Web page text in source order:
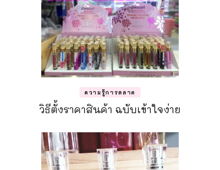
ความรู้การตลาด
วิธีตั้งราคาสินค้า ฉบับเข้าใจง่าย